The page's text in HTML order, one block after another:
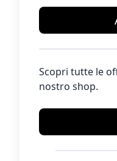
Scopri tutte le
nostro shop.